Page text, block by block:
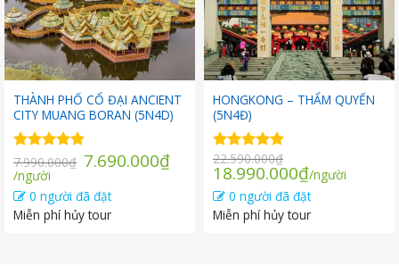
THÀNH PHỐ CỔ ĐẠI ANCIENT
CITY MUANG BORAN (5N4D)
Được xếp
hạng5.00
5 sao
7.990.000₫ Giá
là:
7.990.000₫.
7.690.000₫
Giá
hiện
tại
là:
/người
0 người đã đặt
Miễn phí hủy tour
HONGKONG – THẨM QUYẾN
(5N4Đ)
Được xếp
hạng5.00
5 sao
22.590.000₫
Giá
gốc
là:
22.590.000₫.
18.990.000₫Giá
hiện
tại
là:
/người
0 người đã đặt
Miễn phí hủy tour